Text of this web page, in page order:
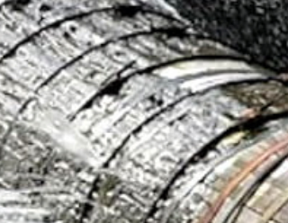
caso permaneçam em situação irregular. Os
dados foram divulgados pela Prefeitura de
Manaus com base em informações
preliminares do Ministério da Saúde.
a prefeitura, dos 413.994 beneficiários que
deveriam cumprir a exigência entre janeiro e
junho, 293.660 realizaram